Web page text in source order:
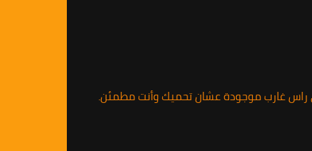
راس غارب موجودة عشان تحميك وأنت مطمئن.